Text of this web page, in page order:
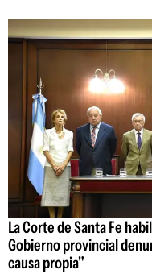
La Corte de Santa Fe
Gobierno provincial
causa propia"